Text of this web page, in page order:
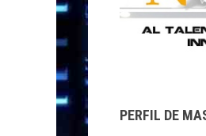
PERFIL DE